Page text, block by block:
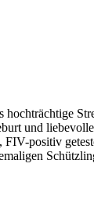
und
positiv